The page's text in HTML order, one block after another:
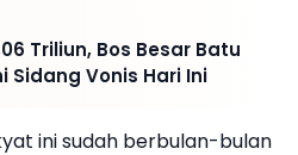
Triliun, Bos Besar Batu
Sidang Vonis Hari Ini
ini sudah berbulan-bulan